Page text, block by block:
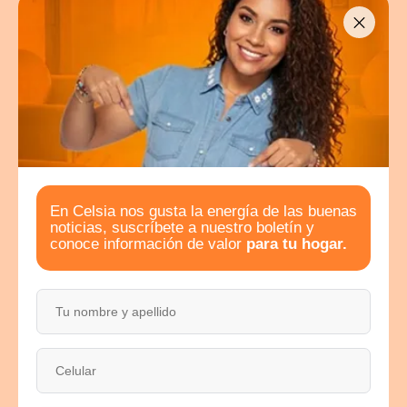
energía mensual que se requiere para cubrir la...
Leer más
¿Sabes cómo medir tu consumo?
En Celsia nos gusta la energía de las buenas
noticias, suscríbete a nuestro boletín y
conoce información de valor para tu hogar.